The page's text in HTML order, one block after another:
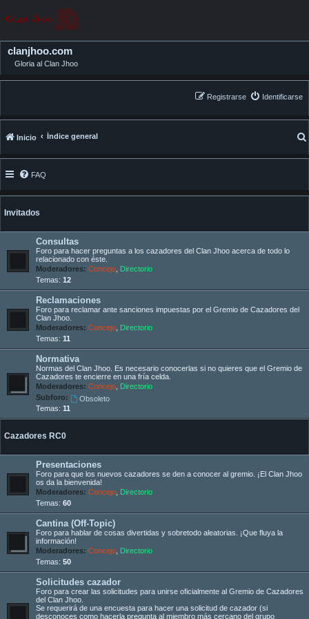
clanjhoo.com
Gloria al Clan Jhoo
Identificarse
Registrarse
Inicio Índice general
FAQ
Invitados
Consultas
Foro para hacer preguntas a los cazadores del Clan Jhoo acerca de todo lo
relacionado con éste.
Moderadores: Concejo Directorio
Temas: 12
Reclamaciones
Foro para reclamar ante sanciones impuestas por el Gremio de Cazadores del
Clan Jhoo.
Moderadores: Concejo Directorio
Temas: 11
Normativa
Normas del Clan Jhoo. Es necesario conocerlas si no quieres que el Gremio de
Cazadores te encierre en una fría celda.
Moderadores: Concejo Directorio
Subforo:
Obsoleto
Temas: 11
Cazadores RC0
Presentaciones
Foro para que los nuevos cazadores se den a conocer al gremio. ¡El Clan Jhoo
os da la bienvenida!
Moderadores: Concejo Directorio
Temas: 60
Cantina (Off-Topic)
Foro para hablar de cosas divertidas y sobretodo aleatorias. ¡Que fluya la
información!
Moderadores: Concejo Directorio
Temas: 50
Solicitudes cazador
Foro para crear las solicitudes para unirse oficialmente al Gremio de Cazadores
del Clan Jhoo.
Se requerirá de una encuesta para hacer una solicitud de cazador (si
desconoces como hacerla pregunta al miembro más cercano del grupo